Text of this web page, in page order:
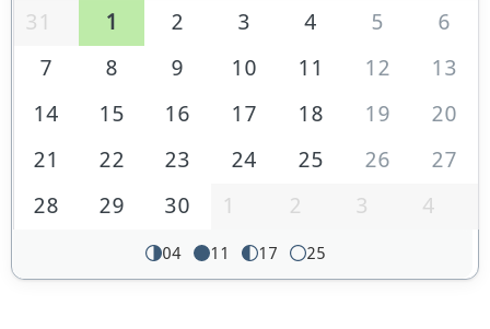
31 1 2 3 4 5
6
7
8 9 10 11 12
13
14
15 16 17 18 19
20
21
22 23 24 25 26
27
28
29 30 1 2 3 4
04 11 17 25